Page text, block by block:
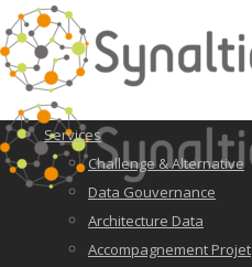
Services
Challenge & Alternative
Data Gouvernance
Architecture Data
Accompagnement Projet